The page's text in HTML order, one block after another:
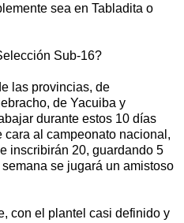
sea en Tabladita o
Sub-16?
las provincias, de
de Yacuiba y
durante estos 10 días
al campeonato nacional,
inscribirán 20, guardando 5
se jugará un amistoso
con el plantel casi definido y